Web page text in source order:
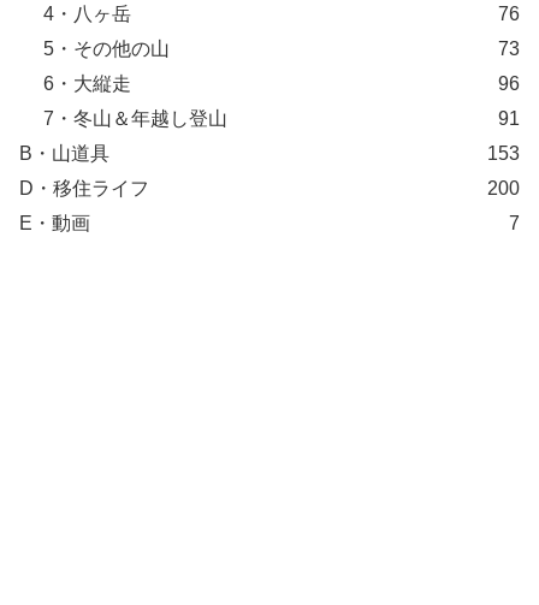
4・八ヶ岳
76
5・その他の山
73
6・大縦走
96
7・冬山＆年越し登山
91
B・山道具
153
D・移住ライフ
200
E・動画
7